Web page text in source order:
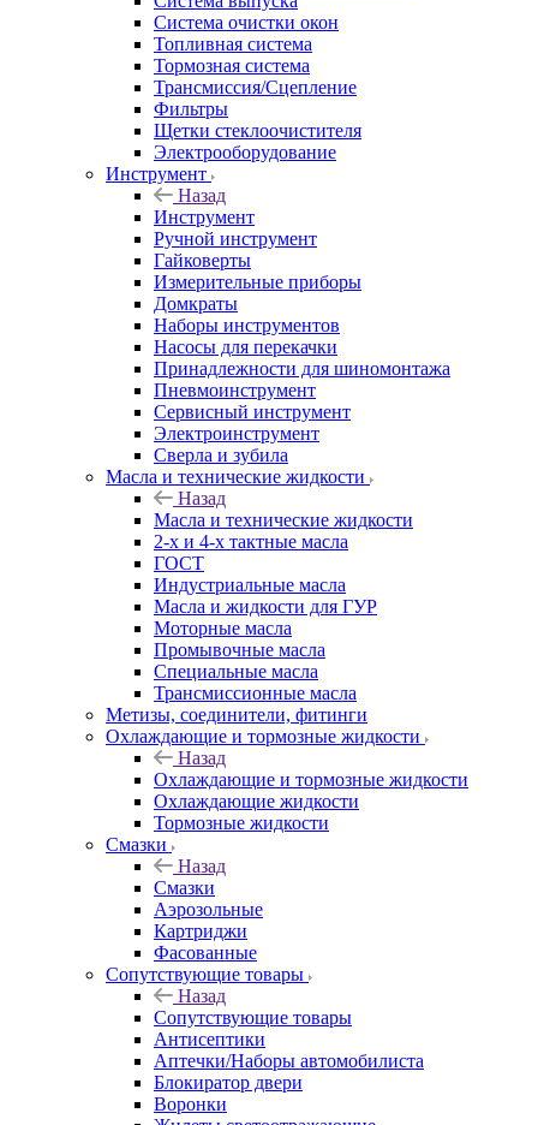
Система очистки окон
Топливная система
Тормозная система
Трансмиссия/Сцепление
Фильтры
Щетки стеклоочистителя
Электрооборудование
Инструмент
Назад
Инструмент
Ручной инструмент
Гайковерты
Измерительные приборы
Домкраты
Наборы инструментов
Насосы для перекачки
Принадлежности для шиномонтажа
Пневмоинструмент
Сервисный инструмент
Электроинструмент
Сверла и зубила
Масла и технические жидкости
Назад
Масла и технические жидкости
2-х и 4-х тактные масла
ГОСТ
Индустриальные масла
Масла и жидкости для ГУР
Моторные масла
Промывочные масла
Специальные масла
Трансмиссионные масла
Метизы, соединители, фитинги
Охлаждающие и тормозные жидкости
Назад
Охлаждающие и тормозные жидкости
Охлаждающие жидкости
Тормозные жидкости
Смазки
Назад
Смазки
Аэрозольные
Картриджи
Фасованные
Сопутствующие товары
Назад
Сопутствующие товары
Антисептики
Аптечки/Наборы автомобилиста
Блокиратор двери
Воронки